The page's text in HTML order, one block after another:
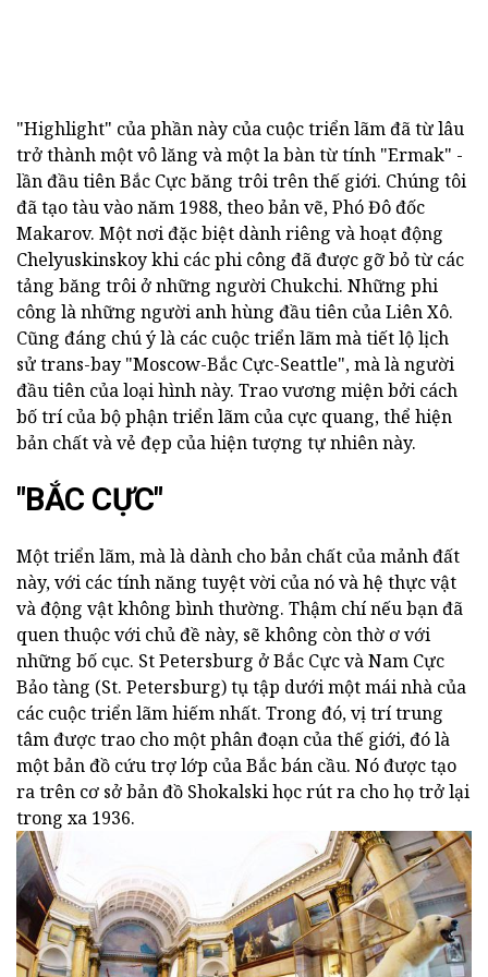
"Highlight" của phần này của cuộc triển lãm đã từ lâu
trở thành một vô lăng và một la bàn từ tính "Ermak" -
lần đầu tiên Bắc Cực băng trôi trên thế giới. Chúng tôi
đã tạo tàu vào năm 1988, theo bản vẽ, Phó Đô đốc
Makarov. Một nơi đặc biệt dành riêng và hoạt động
Chelyuskinskoy khi các phi công đã được gỡ bỏ từ các
tảng băng trôi ở những người Chukchi. Những phi
công là những người anh hùng đầu tiên của Liên Xô.
Cũng đáng chú ý là các cuộc triển lãm mà tiết lộ lịch
sử trans-bay "Moscow-Bắc Cực-Seattle", mà là người
đầu tiên của loại hình này. Trao vương miện bởi cách
bố trí của bộ phận triển lãm của cực quang, thể hiện
bản chất và vẻ đẹp của hiện tượng tự nhiên này.
"BẮC CỰC"
Một triển lãm, mà là dành cho bản chất của mảnh đất
này, với các tính năng tuyệt vời của nó và hệ thực vật
và động vật không bình thường. Thậm chí nếu bạn đã
quen thuộc với chủ đề này, sẽ không còn thờ ơ với
những bố cục. St Petersburg ở Bắc Cực và Nam Cực
Bảo tàng (St. Petersburg) tụ tập dưới một mái nhà của
các cuộc triển lãm hiếm nhất. Trong đó, vị trí trung
tâm được trao cho một phân đoạn của thế giới, đó là
một bản đồ cứu trợ lớp của Bắc bán cầu. Nó được tạo
ra trên cơ sở bản đồ Shokalski học rút ra cho họ trở lại
trong xa 1936.